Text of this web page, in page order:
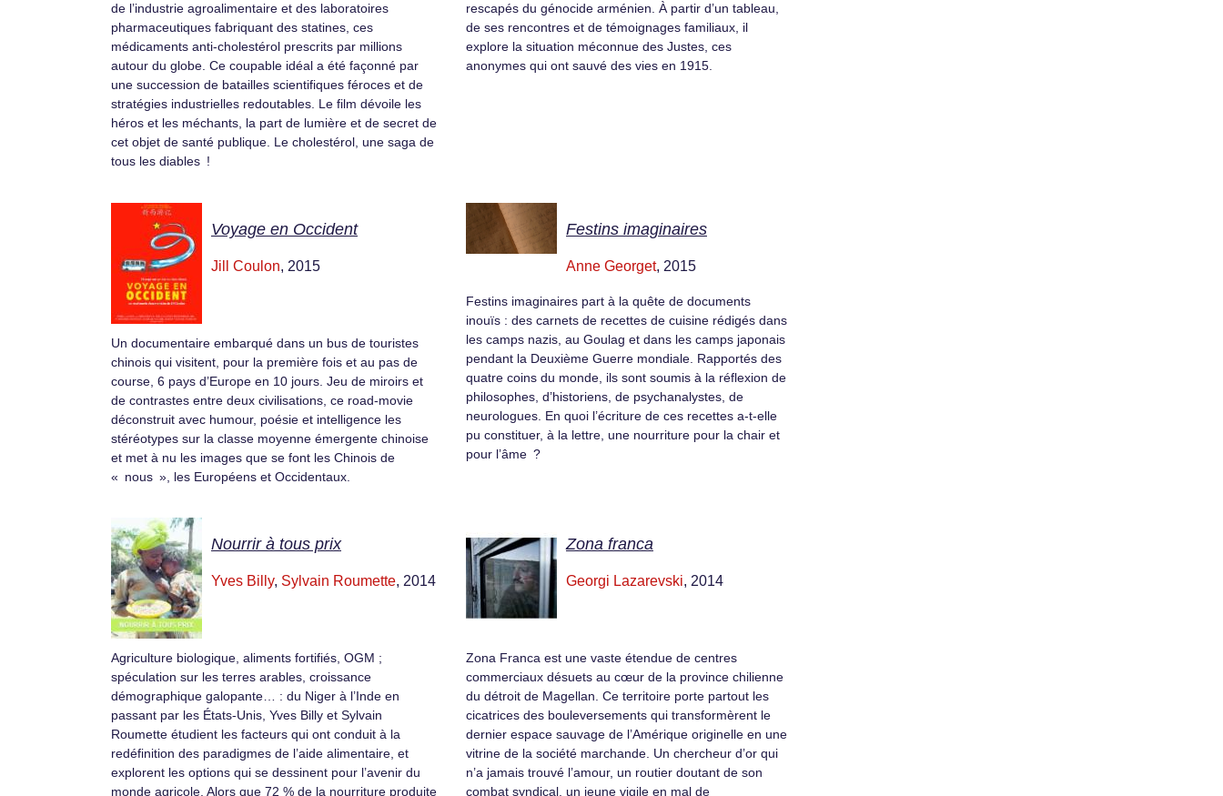
de l’industrie agroalimentaire et des laboratoires
pharmaceutiques fabriquant des statines, ces
médicaments anti-cholestérol prescrits par millions
autour du globe. Ce coupable idéal a été façonné par
une succession de batailles scientifiques féroces et de
stratégies industrielles redoutables. Le film dévoile les
héros et les méchants, la part de lumière et de secret de
cet objet de santé publique. Le cholestérol, une saga de
tous les diables !
rescapés du génocide arménien. À partir d’un tableau,
de ses rencontres et de témoignages familiaux, il
explore la situation méconnue des Justes, ces
anonymes qui ont sauvé des vies en 1915.
Voyage en Occident
Jill Coulon, 2015
Un documentaire embarqué dans un bus de touristes
chinois qui visitent, pour la première fois et au pas de
course, 6 pays d’Europe en 10 jours. Jeu de miroirs et
de contrastes entre deux civilisations, ce road-movie
déconstruit avec humour, poésie et intelligence les
stéréotypes sur la classe moyenne émergente chinoise
et met à nu les images que se font les Chinois de
« nous », les Européens et Occidentaux.
Festins imaginaires
Anne Georget, 2015
Festins imaginaires part à la quête de documents
inouïs : des carnets de recettes de cuisine rédigés dans
les camps nazis, au Goulag et dans les camps japonais
pendant la Deuxième Guerre mondiale. Rapportés des
quatre coins du monde, ils sont soumis à la réflexion de
philosophes, d’historiens, de psychanalystes, de
neurologues. En quoi l’écriture de ces recettes a-t-elle
pu constituer, à la lettre, une nourriture pour la chair et
pour l’âme ?
Nourrir à tous prix
Yves Billy, Sylvain Roumette, 2014
Agriculture biologique, aliments fortifiés, OGM ;
spéculation sur les terres arables, croissance
démographique galopante… : du Niger à l’Inde en
passant par les États-Unis, Yves Billy et Sylvain
Roumette étudient les facteurs qui ont conduit à la
redéfinition des paradigmes de l’aide alimentaire, et
explorent les options qui se dessinent pour l’avenir du
monde agricole. Alors que 72 % de la nourriture produite
Zona franca
Georgi Lazarevski, 2014
Zona Franca est une vaste étendue de centres
commerciaux désuets au cœur de la province chilienne
du détroit de Magellan. Ce territoire porte partout les
cicatrices des bouleversements qui transformèrent le
dernier espace sauvage de l’Amérique originelle en une
vitrine de la société marchande. Un chercheur d’or qui
n’a jamais trouvé l’amour, un routier doutant de son
combat syndical, un jeune vigile en mal de